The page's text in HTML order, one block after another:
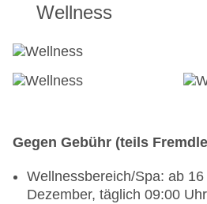
Wellness
Gegen Gebühr (teils
Wellnessbereich/Spa: ab
Dezember, täglich 09:00